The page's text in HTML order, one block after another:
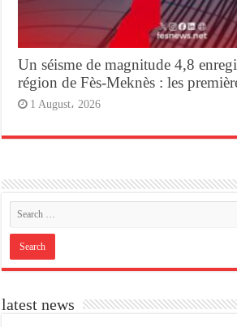
Un séisme de magnitude 4,8
région de Fès-Meknès : les
1 August، 2026
latest news